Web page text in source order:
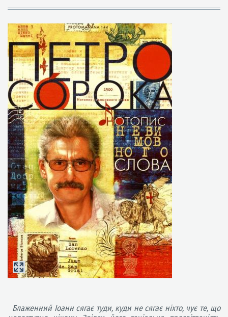
Блаженний Іоанн сягає туди, куди не сягає ніхто, чує те, що